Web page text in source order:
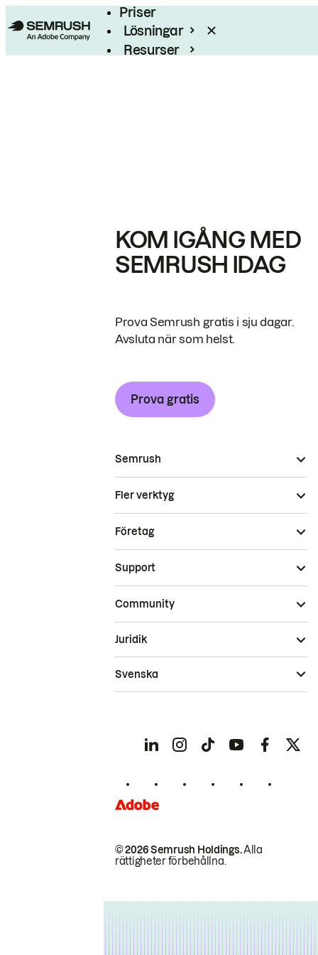
Priser
Lösningar
Resurser
KOM IGÅNG MED
SEMRUSH IDAG
Prova Semrush gratis i sju dagar.
Avsluta när som helst.
Prova gratis
Semrush
Fler verktyg
Företag
Support
Community
© 2026 Semrush Holdings.Alla
rättigheter förbehållna.
Juridik
Svenska